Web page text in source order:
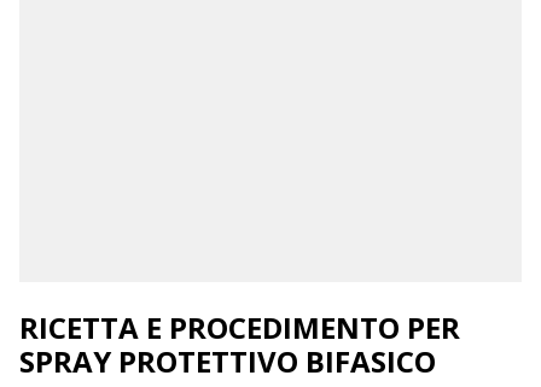
RICETTA E PROCEDIMENTO PER
SPRAY PROTETTIVO BIFASICO